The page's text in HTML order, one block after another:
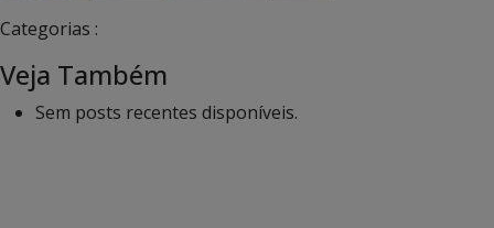
Categorias :
Veja Também
Sem posts recentes disponíveis.